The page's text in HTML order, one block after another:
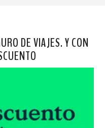
DE VIAJES. Y CON